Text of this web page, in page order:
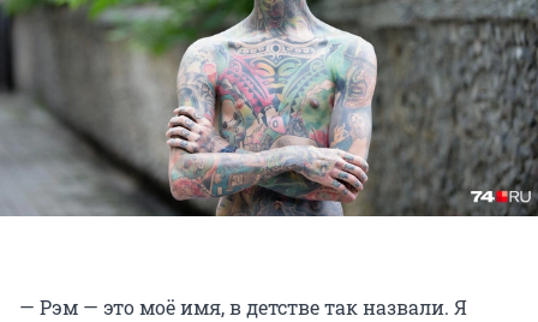
— Рэм — это моё имя, в детстве так назвали. Я